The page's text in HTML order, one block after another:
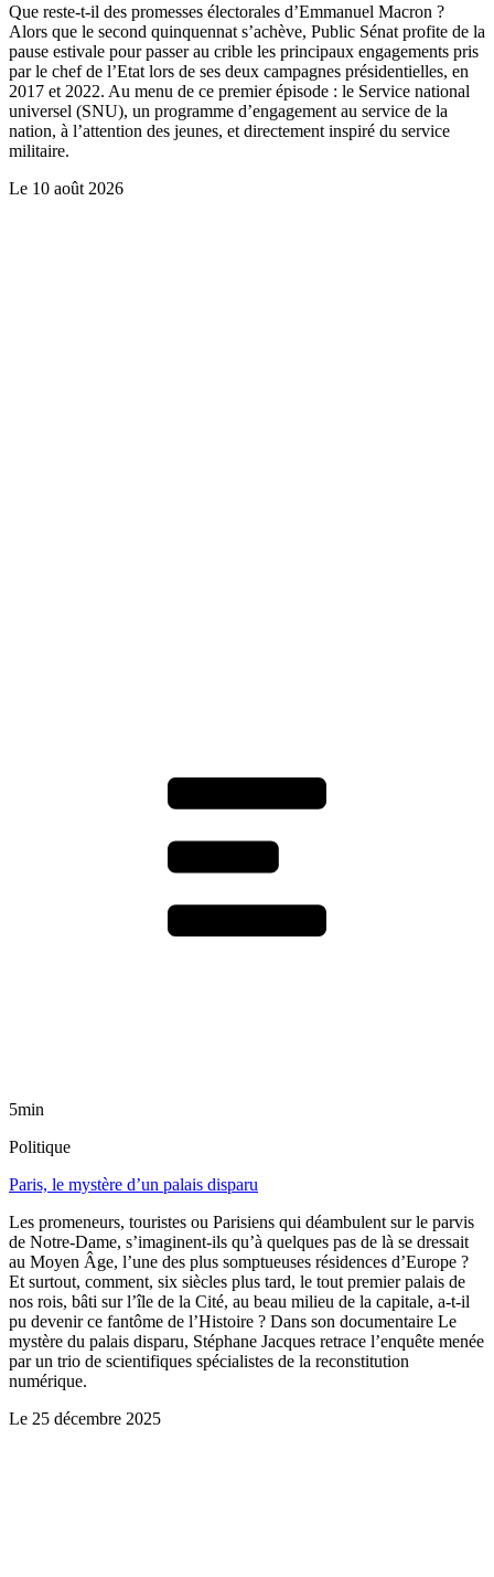
Que reste-t-il des promesses électorales d’Emmanuel Macron ?
Alors que le second quinquennat s’achève, Public Sénat profite de la
pause estivale pour passer au crible les principaux engagements pris
par le chef de l’Etat lors de ses deux campagnes présidentielles, en
2017 et 2022. Au menu de ce premier épisode : le Service national
universel (SNU), un programme d’engagement au service de la
nation, à l’attention des jeunes, et directement inspiré du service
militaire.
Le 10 août 2026
5min
Politique
Paris, le mystère d’un palais disparu
Les promeneurs, touristes ou Parisiens qui déambulent sur le parvis
de Notre-Dame, s’imaginent-ils qu’à quelques pas de là se dressait
au Moyen Âge, l’une des plus somptueuses résidences d’Europe ?
Et surtout, comment, six siècles plus tard, le tout premier palais de
nos rois, bâti sur l’île de la Cité, au beau milieu de la capitale, a-t-il
pu devenir ce fantôme de l’Histoire ? Dans son documentaire Le
mystère du palais disparu, Stéphane Jacques retrace l’enquête menée
par un trio de scientifiques spécialistes de la reconstitution
numérique.
Le 25 décembre 2025